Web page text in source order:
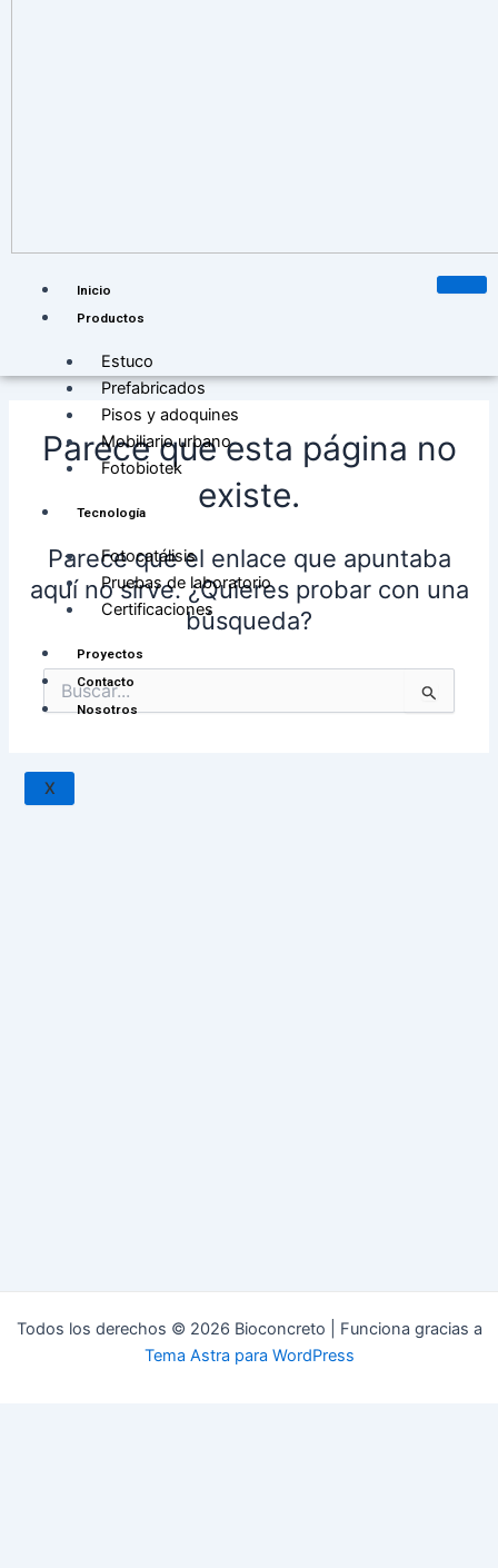
Inicio
Productos
Estuco
Prefabricados
Pisos y adoquines
Mobiliario urbano
Fotobiotek
Tecnología
Fotocatálisis
Pruebas de laboratorio
Certificaciones
Proyectos
Contacto
Nosotros
X
Parece que esta página no
existe.
Parece que el enlace que apuntaba
aquí no sirve. ¿Quieres probar con una
búsqueda?
Buscar
por:
Todos los derechos © 2026 Bioconcreto | Funciona gracias a
Tema Astra para WordPress